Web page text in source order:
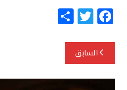
F
a
c
e
b
T
w
itt
e
r
S
h
تصفّح
المقالات
السابق